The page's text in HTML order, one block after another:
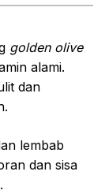
golden olive
alami.
dan
lembab
dan sisa